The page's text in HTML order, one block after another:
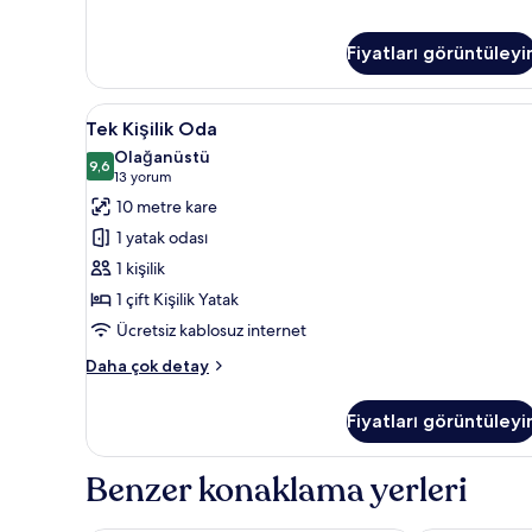
daha
fazla
detay
Fiyatları
Tek
Kişilik
Oda
için
tüm
fotoğrafları
görün
Kuştüyü yorgan, odada kasa,
6
Tek Kişilik Oda
9,69,6 / 10
Olağanüstü
13 yorum
(13
yorum)
10 metre kare
1 yatak odası
1 kişilik
1 çift Kişilik Yatak
Ücretsiz kablosuz internet
Daha çok detay
Tek
daha
detay
Fiyatları
Benzer konaklama yerleri